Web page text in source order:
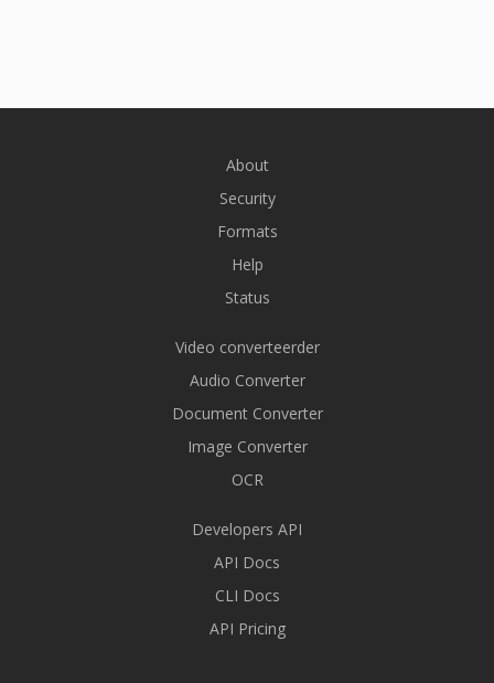
About
Security
Formats
Help
Status
Video converteerder
Audio Converter
Document Converter
Image Converter
OCR
Developers API
API Docs
CLI Docs
API Pricing